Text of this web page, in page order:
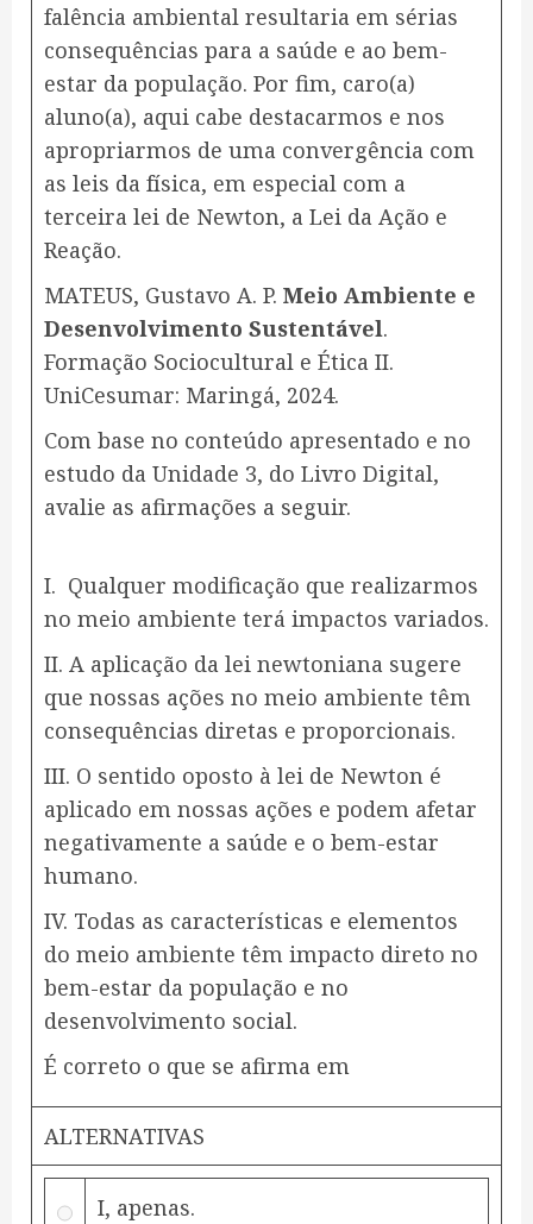
falência ambiental resultaria em sérias
consequências para a saúde e ao bem-
estar da população. Por fim, caro(a)
aluno(a), aqui cabe destacarmos e nos
apropriarmos de uma convergência com
as leis da física, em especial com a
terceira lei de Newton, a Lei da Ação e
Reação.
MATEUS, Gustavo A. P. Meio Ambiente e
Desenvolvimento Sustentável.
Formação Sociocultural e Ética II.
UniCesumar: Maringá, 2024.
Com base no conteúdo apresentado e no
estudo da Unidade 3, do Livro Digital,
avalie as afirmações a seguir.
I. Qualquer modificação que realizarmos
no meio ambiente terá impactos variados.
II. A aplicação da lei newtoniana sugere
que nossas ações no meio ambiente têm
consequências diretas e proporcionais.
III. O sentido oposto à lei de Newton é
aplicado em nossas ações e podem afetar
negativamente a saúde e o bem-estar
humano.
IV. Todas as características e elementos
do meio ambiente têm impacto direto no
bem-estar da população e no
desenvolvimento social.
É correto o que se afirma em
ALTERNATIVAS
I, apenas.